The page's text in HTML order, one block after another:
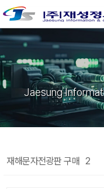
Jaesung
재해문자전광판 구매 2